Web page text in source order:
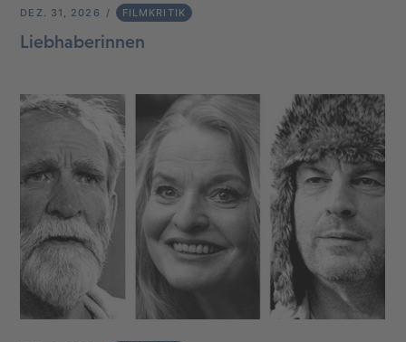
DEZ. 31, 2026 FILMKRITIK
Liebhaberinnen